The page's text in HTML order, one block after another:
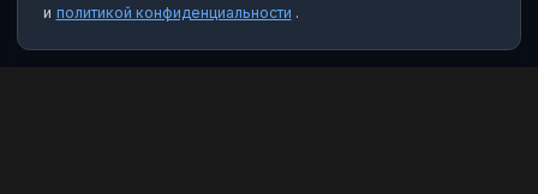
и политикой конфиденциальности .